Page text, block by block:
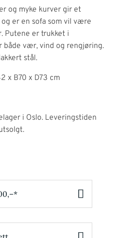
og myke kurver gir et
er en sofa som vil være
Putene er trukket i
både vær, vind og rengjøring.
stål.
x B70 x D73 cm
i Oslo. Leveringstiden